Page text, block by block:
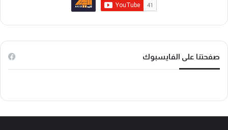
ك
ب
T
o
k
صفحتنا على الفايسبوك